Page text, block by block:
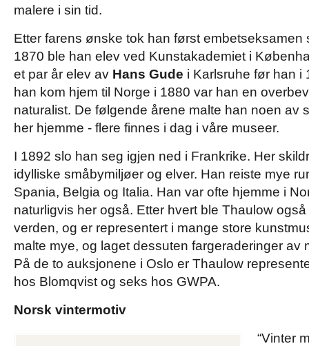
malere i sin tid.
Etter farens ønske tok han først embetseksamen
1870 ble han elev ved Kunstakademiet i
et par år elev av Hans Gude i Karlsruhe før han i
han kom hjem til Norge i 1880 var han en
naturalist. De følgende årene malte han noen av
her hjemme - flere finnes i dag i våre museer.
I 1892 slo han seg igjen ned i Frankrike. Her
idylliske småbymiljøer og elver. Han reiste mye
Spania, Belgia og Italia. Han var ofte hjemme i
naturligvis her også. Etter hvert ble Thaulow
verden, og er representert i mange store
malte mye, og laget dessuten fargeraderinger av
På de to auksjonene i Oslo er Thaulow
hos Blomqvist og seks hos GWPA.
Norsk vintermotiv
“Vinter